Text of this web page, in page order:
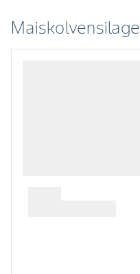
Maiskolvensilage